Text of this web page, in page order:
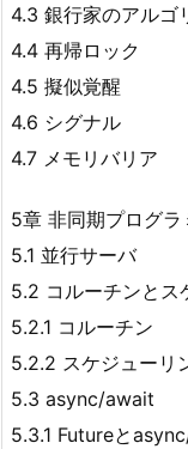
4.3 銀行家のアルゴ
4.4 再帰ロック
4.5 擬似覚醒
4.6 シグナル
4.7 メモリバリア
5章 非同期プログラ
5.1 並行サーバ
5.2 コルーチンとス
5.2.1 コルーチン
5.2.2 スケジューリ
5.3 async/await
5.3.1 Futureと